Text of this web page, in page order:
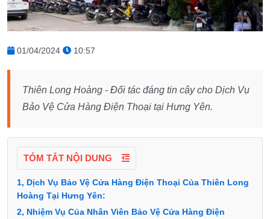
01/04/2024 10:57
Thiên Long Hoàng - Đối tác đáng tin cậy cho Dịch Vụ
Bảo Vệ Cửa Hàng Điện Thoại tại Hưng Yên.
TÓM TẮT NỘI DUNG
1, Dịch Vụ Bảo Vệ Cửa Hàng Điện Thoại Của Thiên Long
Hoàng Tại Hưng Yên:
2, Nhiệm Vụ Của Nhân Viên Bảo Vệ Cửa Hàng Điện